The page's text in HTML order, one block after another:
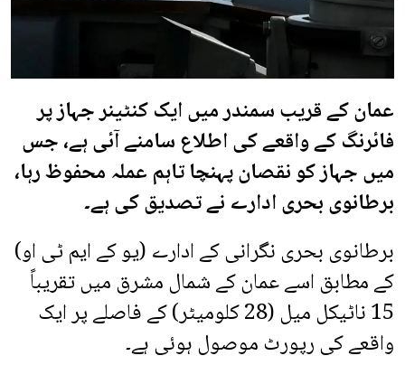
عمان کے قریب سمندر میں ایک کنٹینر جہاز پر
فائرنگ کے واقعے کی اطلاع سامنے آئی ہے، جس
میں جہاز کو نقصان پہنچا تاہم عملہ محفوظ رہا،
برطانوی بحری ادارے نے تصدیق کی ہے۔
برطانوی بحری نگرانی کے ادارے (یو کے ایم ٹی او)
کے مطابق اسے عمان کے شمال مشرق میں تقریباً
15 ناٹیکل میل (28 کلومیٹر) کے فاصلے پر ایک
واقعے کی رپورٹ موصول ہوئی ہے۔